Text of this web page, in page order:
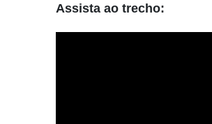
Assista ao trecho: